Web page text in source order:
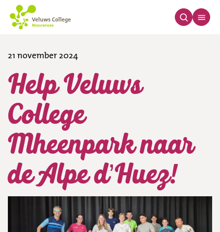
21 november 2024
Help Veluws
College
Mheenpark naar
de Alpe d’Huez!